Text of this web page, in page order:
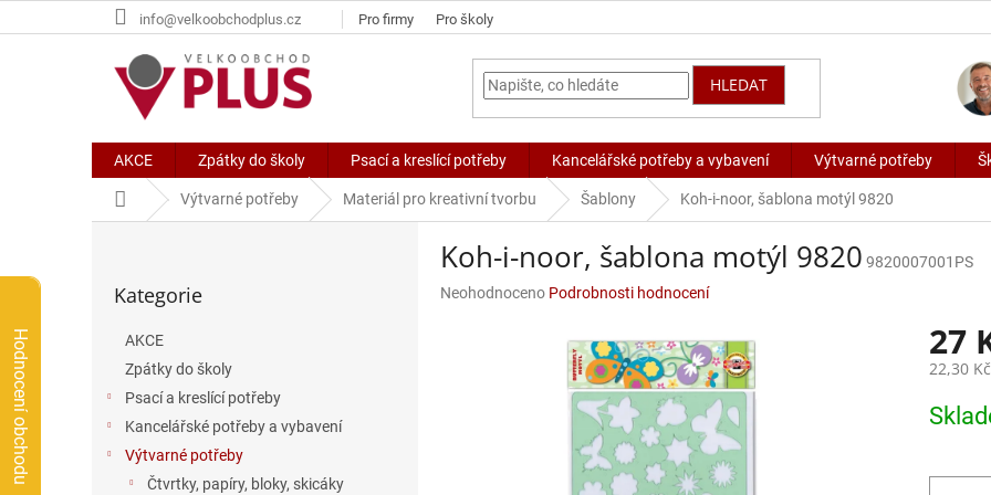
na
info@velkoobchodplus.cz Pro firmy Pro školy
HLEDAT
AKCE Zpátky do školy Psací a kreslící potřeby Kancelářské potřeby a vybavení Výtvarné potřeby
Domů Výtvarné potřeby Materiál pro kreativní tvorbu Šablony Koh-i-noor, šablona motýl 9820
kategorie
Kategorie
AKCE
Zpátky do školy
Psací a kreslící potřeby
Kancelářské potřeby a vybavení
Výtvarné potřeby
Čtvrtky, papíry, bloky, skicáky
Koh-i-noor, šablona motýl 9820 9820007001PS
Průměrné
Neohodnoceno Podrobnosti hodnocení
27
22,30
cena:
Hodnocení obchodu